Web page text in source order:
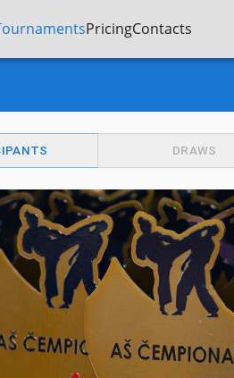
PricingContacts
DRAWS